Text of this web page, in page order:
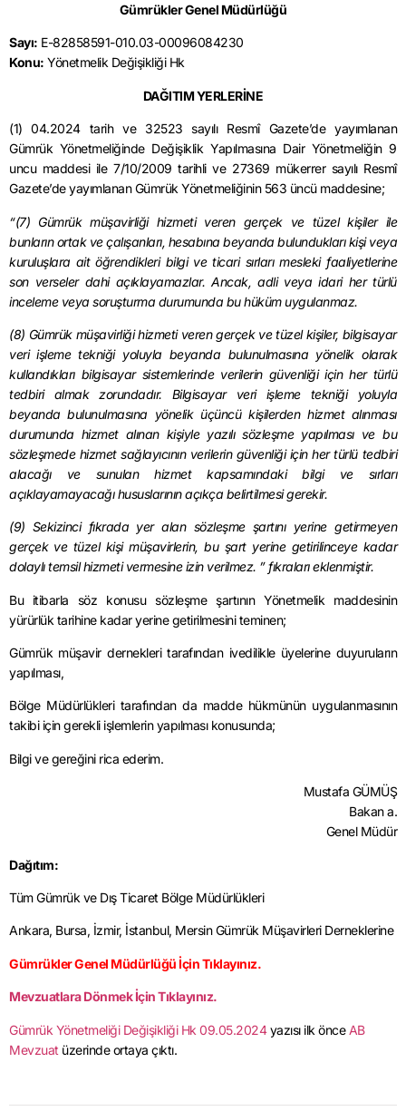
Gümrükler Genel Müdürlüğü
Sayı: E-82858591-010.03-00096084230
Konu: Yönetmelik Değişikliği Hk
DAĞITIM YERLERİNE
(1) 04.2024 tarih ve 32523 sayılı Resmî Gazete’de yayımlanan
Gümrük Yönetmeliğinde Değişiklik Yapılmasına Dair Yönetmeliğin 9
uncu maddesi ile 7/10/2009 tarihli ve 27369 mükerrer sayılı Resmî
Gazete’de yayımlanan Gümrük Yönetmeliğinin 563 üncü maddesine;
“(7) Gümrük müşavirliği hizmeti veren gerçek ve tüzel kişiler ile
bunların ortak ve çalışanları, hesabına beyanda bulundukları kişi veya
kuruluşlara ait öğrendikleri bilgi ve ticari sırları mesleki faaliyetlerine
son verseler dahi açıklayamazlar. Ancak, adli veya idari her türlü
inceleme veya soruşturma durumunda bu hüküm uygulanmaz.
(8) Gümrük müşavirliği hizmeti veren gerçek ve tüzel kişiler, bilgisayar
veri işleme tekniği yoluyla beyanda bulunulmasına yönelik olarak
kullandıkları bilgisayar sistemlerinde verilerin güvenliği için her türlü
tedbiri almak zorundadır. Bilgisayar veri işleme tekniği yoluyla
beyanda bulunulmasına yönelik üçüncü kişilerden hizmet alınması
durumunda hizmet alınan kişiyle yazılı sözleşme yapılması ve bu
sözleşmede hizmet sağlayıcının verilerin güvenliği için her türlü tedbiri
alacağı ve sunulan hizmet kapsamındaki bilgi ve sırları
açıklayamayacağı hususlarının açıkça belirtilmesi gerekir.
(9) Sekizinci fıkrada yer alan sözleşme şartını yerine getirmeyen
gerçek ve tüzel kişi müşavirlerin, bu şart yerine getirilinceye kadar
dolaylı temsil hizmeti vermesine izin verilmez. ” fıkraları eklenmiştir.
Bu itibarla söz konusu sözleşme şartının Yönetmelik maddesinin
yürürlük tarihine kadar yerine getirilmesini teminen;
Gümrük müşavir dernekleri tarafından ivedilikle üyelerine duyuruların
yapılması,
Bölge Müdürlükleri tarafından da madde hükmünün uygulanmasının
takibi için gerekli işlemlerin yapılması konusunda;
Bilgi ve gereğini rica ederim.
Mustafa GÜMÜŞ
Bakan a.
Genel Müdür
Dağıtım:
Tüm Gümrük ve Dış Ticaret Bölge Müdürlükleri
Ankara, Bursa, İzmir, İstanbul, Mersin Gümrük Müşavirleri Derneklerine
Gümrükler Genel Müdürlüğü İçin Tıklayınız.
Mevzuatlara Dönmek İçin Tıklayınız.
Gümrük Yönetmeliği Değişikliği Hk 09.05.2024yazısı ilk önce AB
Mevzuat üzerinde ortaya çıktı.